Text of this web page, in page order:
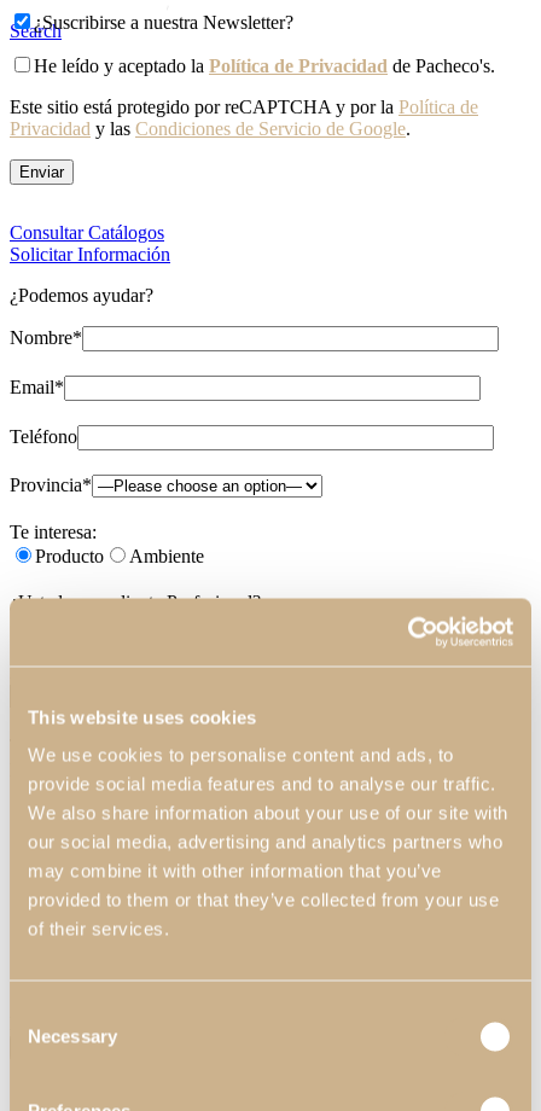
This website uses cookies
We use cookies to personalise content and ads, to
provide social media features and to analyse our traffic.
We also share information about your use of our site with
our social media, advertising and analytics partners who
may combine it with other information that you’ve
provided to them or that they’ve collected from your use
of their services.
Selection
Necessary
Search¿Suscribirse a nuestra Newsletter?
He leído y aceptado la Política de Privacidad de Pacheco's.
Este sitio está protegido por reCAPTCHA y por la Política de
Privacidad y las Condiciones de Servicio de Google.
Consultar Catálogos
Solicitar Información
¿Podemos ayudar?
Nombre*
Email*
Teléfono
Provincia*
Te interesa:
Producto
Ambiente
¿Usted es un cliente Profesional?
Nombre de la Empresa*
Tema* Precio
Personalización de los Acabados
Personalización de las Dimensiones
Dónde Comprar
Su mensaje